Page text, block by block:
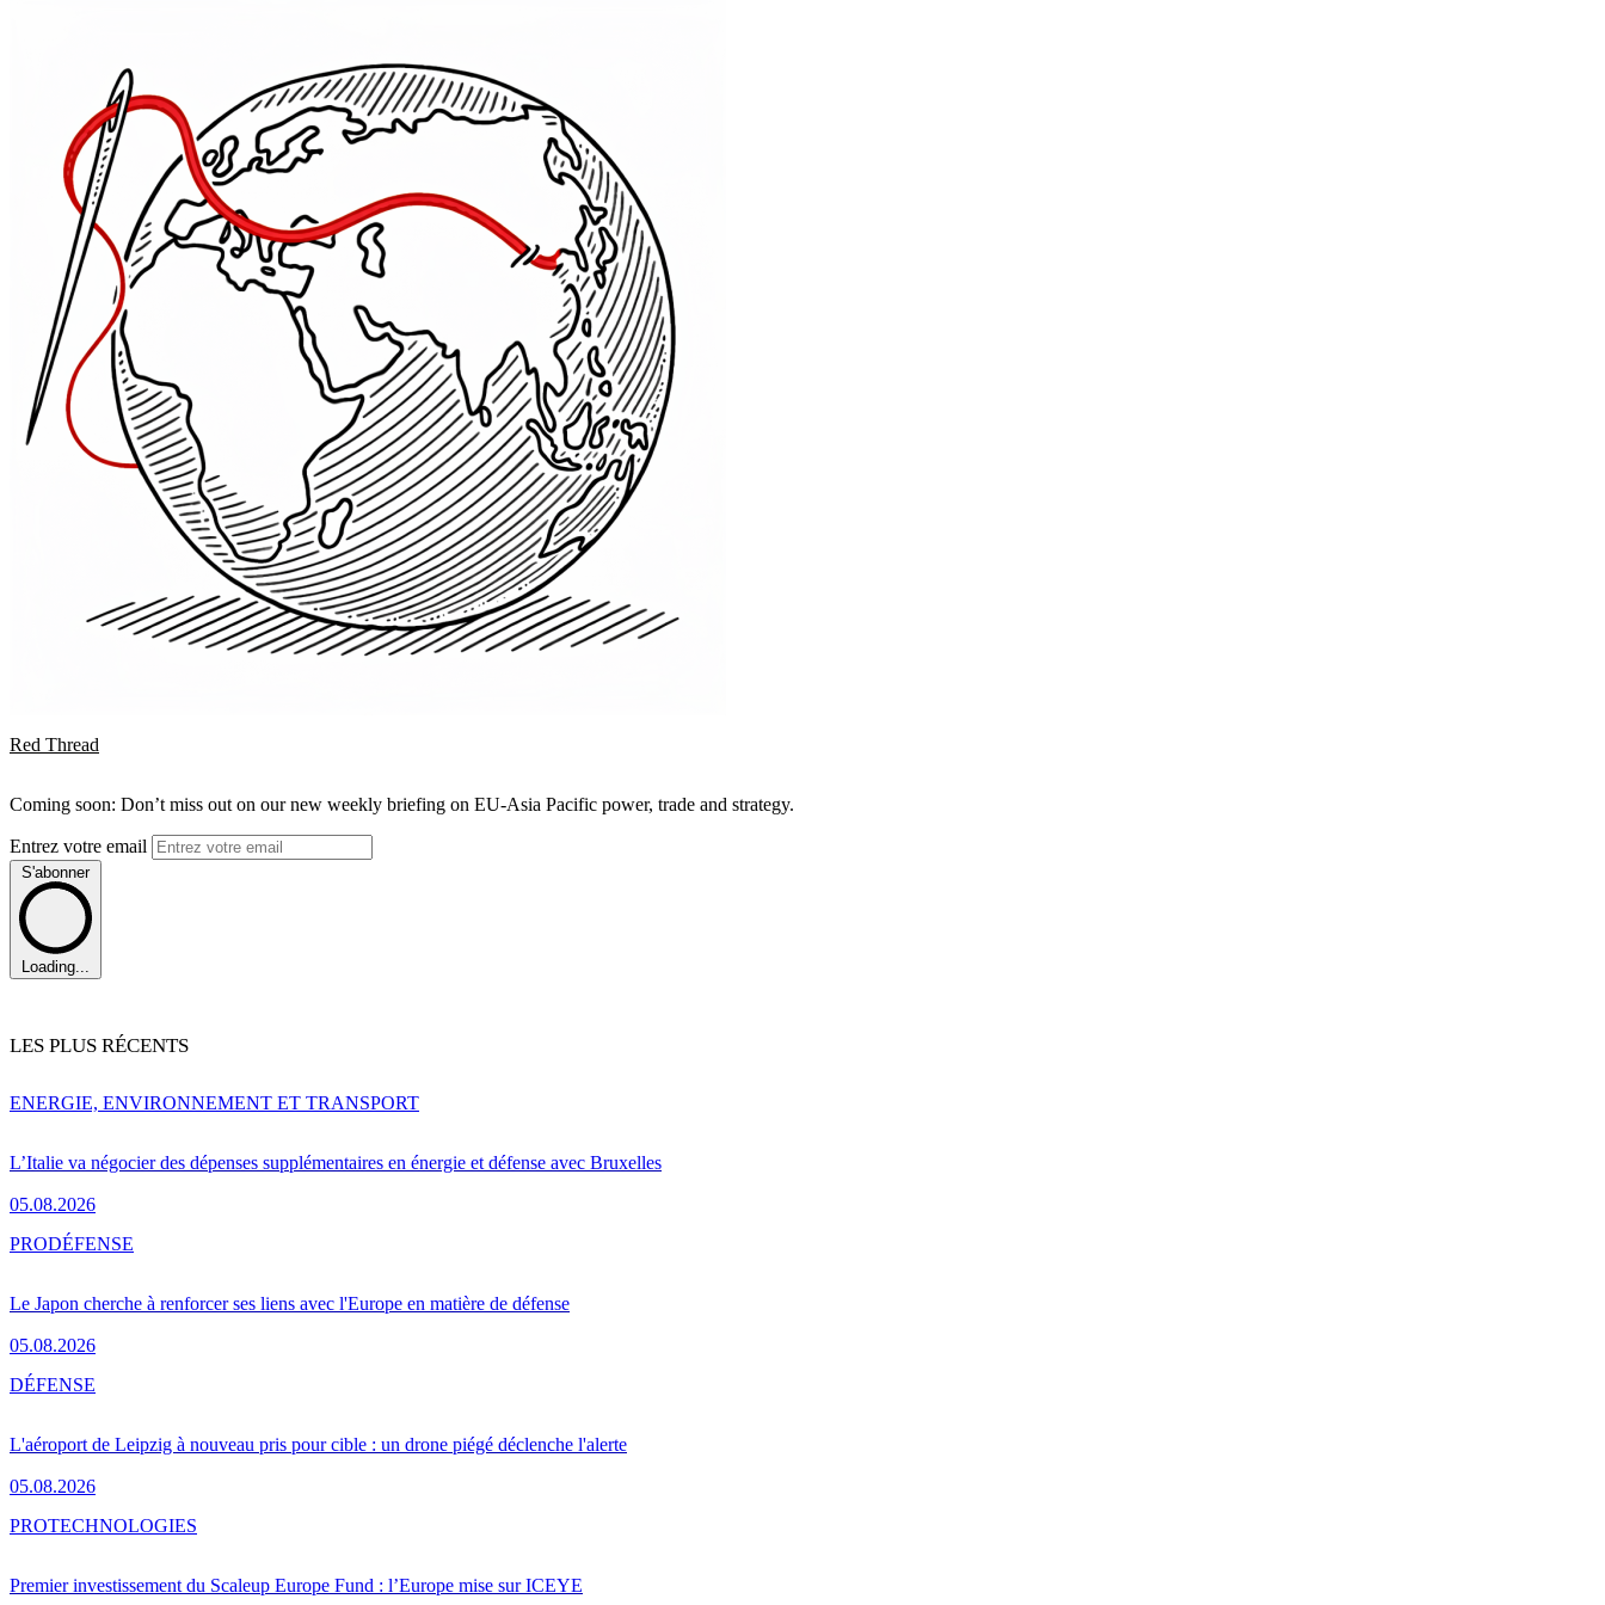
Red Thread
Coming soon: Don’t miss out on our new weekly briefing on EU-Asia Pacific power, trade and strategy.
Entrez votre email
S'abonner
Loading...
LES PLUS RÉCENTS
L’Italie va négocier des dépenses supplémentaires en énergie et défense avec Bruxelles
05.08.2026
ENERGIE, ENVIRONNEMENT ET TRANSPORT
Le Japon cherche à renforcer ses liens avec l'Europe en matière de défense
05.08.2026
PRODÉFENSE
L'aéroport de Leipzig à nouveau pris pour cible : un drone piégé déclenche l'alerte
05.08.2026
DÉFENSE
Premier investissement du Scaleup Europe Fund : l’Europe mise sur ICEYE
PROTECHNOLOGIES